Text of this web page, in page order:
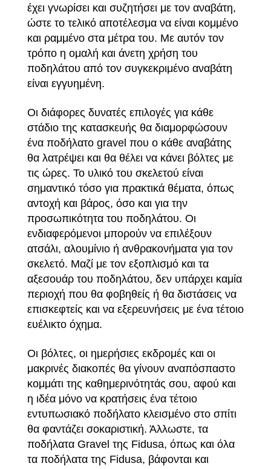
έχει γνωρίσει και συζητήσει με τον αναβάτη,
ώστε το τελικό αποτέλεσμα να είναι κομμένο
και ραμμένο στα μέτρα του. Με αυτόν τον
τρόπο η ομαλή και άνετη χρήση του
ποδηλάτου από τον συγκεκριμένο αναβάτη
είναι εγγυημένη.
Οι διάφορες δυνατές επιλογές για κάθε
στάδιο της κατασκευής θα διαμορφώσουν
ένα ποδήλατο gravel που ο κάθε αναβάτης
θα λατρέψει και θα θέλει να κάνει βόλτες με
τις ώρες. Το υλικό του σκελετού είναι
σημαντικό τόσο για πρακτικά θέματα, όπως
αντοχή και βάρος, όσο και για την
προσωπικότητα του ποδηλάτου. Οι
ενδιαφερόμενοι μπορούν να επιλέξουν
ατσάλι, αλουμίνιο ή ανθρακονήματα για τον
σκελετό. Μαζί με τον εξοπλισμό και τα
αξεσουάρ του ποδηλάτου, δεν υπάρχει καμία
περιοχή που θα φοβηθείς ή θα διστάσεις να
επισκεφτείς και να εξερευνήσεις με ένα τέτοιο
ευέλικτο όχημα.
Οι βόλτες, οι ημερήσιες εκδρομές και οι
μακρινές διακοπές θα γίνουν αναπόσπαστο
κομμάτι της καθημερινότητάς σου, αφού και
η ιδέα μόνο να κρατήσεις ένα τέτοιο
εντυπωσιακό ποδήλατο κλεισμένο στο σπίτι
θα φαντάζει σοκαριστική. Άλλωστε, τα
ποδήλατα Gravel της Fidusa, όπως και όλα
τα ποδήλατα της Fidusa, βάφονται και